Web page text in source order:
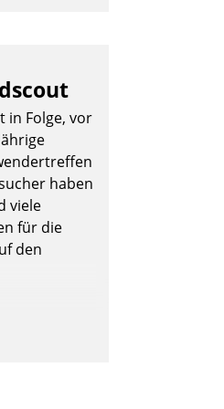
in
-
in Folge, vor
haben
viele
für die
den